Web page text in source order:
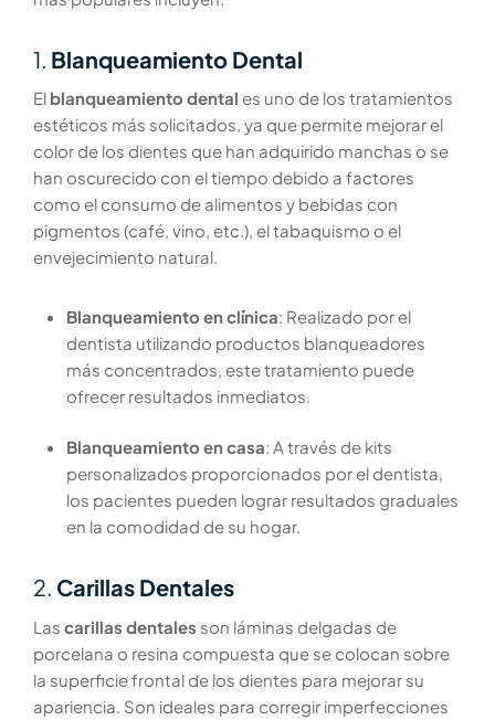
1. Blanqueamiento Dental
El blanqueamiento dental es uno de los tratamientos
estéticos más solicitados, ya que permite mejorar el
color de los dientes que han adquirido manchas o se
han oscurecido con el tiempo debido a factores
como el consumo de alimentos y bebidas con
pigmentos (café, vino, etc.), el tabaquismo o el
envejecimiento natural.
Blanqueamiento en clínica: Realizado por el
dentista utilizando productos blanqueadores
más concentrados, este tratamiento puede
ofrecer resultados inmediatos.
Blanqueamiento en casa: A través de kits
personalizados proporcionados por el dentista,
los pacientes pueden lograr resultados graduales
en la comodidad de su hogar.
2. Carillas Dentales
Las carillas dentales son láminas delgadas de
porcelana o resina compuesta que se colocan sobre
la superficie frontal de los dientes para mejorar su
apariencia. Son ideales para corregir imperfecciones